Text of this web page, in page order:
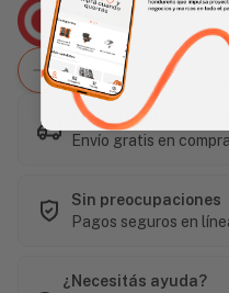
Agencia Global
2 días - Tiempo de
Este artículo es
Envío gratis en
Sin preocupaciones
Pagos seguros en
¿Necesitás ayuda?